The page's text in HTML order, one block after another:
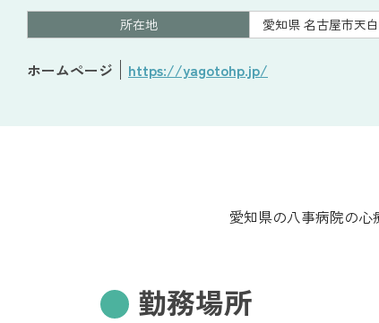
所在地 愛知県 名古屋市天
ホームページ https://yagotohp.jp/
愛知県の八事病院の心
勤務場所